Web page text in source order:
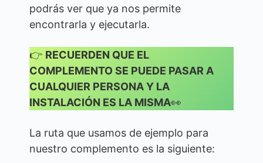
podrás ver que ya nos permite
encontrarla y ejecutarla.
👉 RECUERDEN QUE EL
COMPLEMENTO SE PUEDE PASAR A
CUALQUIER PERSONA Y LA
INSTALACIÓN ES LA MISMA👀
La ruta que usamos de ejemplo para
nuestro complemento es la siguiente: